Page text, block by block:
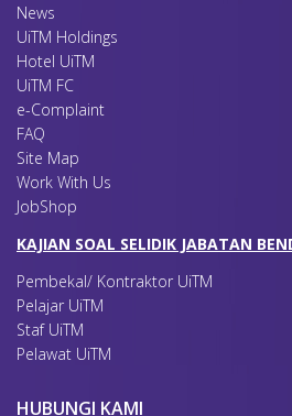
News
UiTM Holdings
Hotel UiTM
UiTM FC
e-Complaint
FAQ
Site Map
Work With Us
JobShop
KAJIAN SOAL SELIDIK JABATAN
Pembekal/ Kontraktor UiTM
Pelajar UiTM
Staf UiTM
Pelawat UiTM
HUBUNGI KAMI